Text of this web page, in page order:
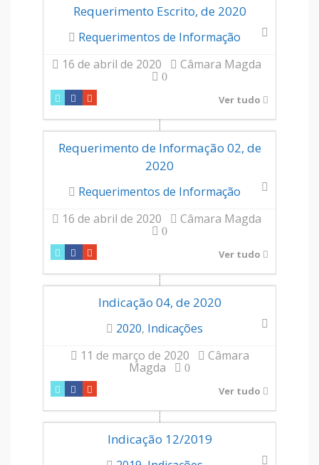
Requerimento Escrito, de 2020
Requerimentos de Informação
16 de abril de 2020
Câmara Magda
0
Ver tudo
Requerimento de Informação 02, de
2020
Requerimentos de Informação
16 de abril de 2020
Câmara Magda
0
Ver tudo
Indicação 04, de 2020
2020, Indicações
11 de março de 2020
Câmara
Magda 0
Ver tudo
Indicação 12/2019